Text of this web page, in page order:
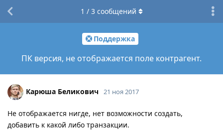
Поддержка
ПК версия, не отображается поле контрагент.
1 / 3 сообщений
Карюша Беликович 21 ноя 2017
Не отображается нигде, нет возможности создать,
добавить к какой либо транзакции.